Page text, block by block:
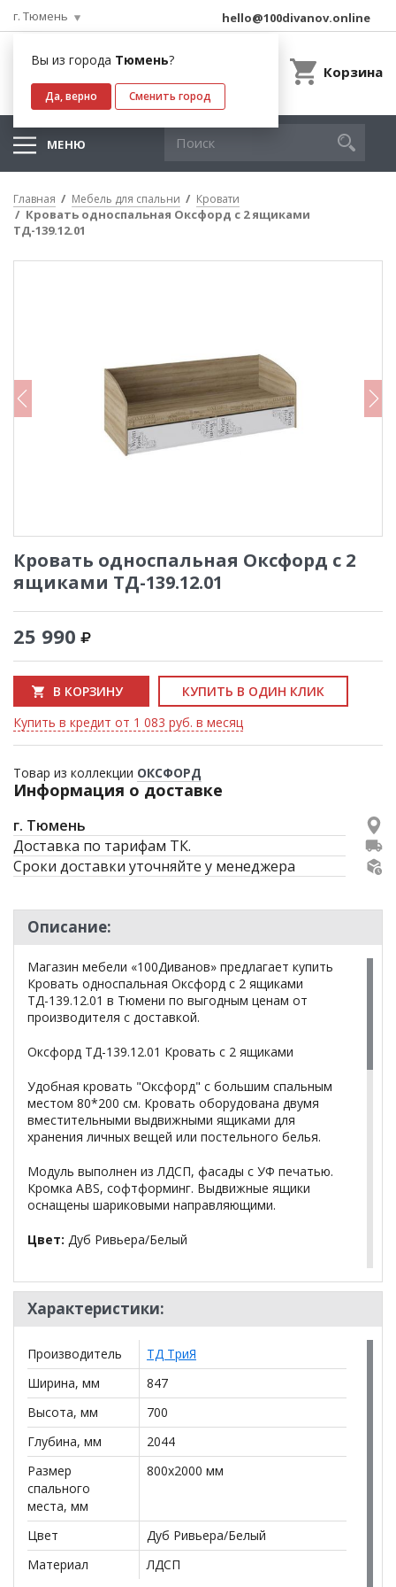
г. Тюмень
Вы из города Тюмень?
Да, верно Сменить город
hello@100divanov.online
Корзина
МЕНЮ
Главная Мебель для спальни Кровати
Кровать односпальная Оксфорд с 2 ящиками
ТД-139.12.01
Кровать односпальная Оксфорд с 2
ящиками ТД-139.12.01
25 990
В КОРЗИНУ
КУПИТЬ В ОДИН КЛИК
Купить в кредит от 1 083 руб. в месяц
Товар из коллекции ОКСФОРД
Информация о доставке
г. Тюмень
Доставка по тарифам ТК.
Сроки доставки уточняйте у менеджера
Описание:
Магазин мебели «100Диванов» предлагает купить
Кровать односпальная Оксфорд с 2 ящиками
ТД-139.12.01 в Тюмени по выгодным ценам от
производителя с доставкой.
Оксфорд ТД-139.12.01 Кровать с 2 ящиками
Удобная кровать "Оксфорд" с большим спальным
местом 80*200 см. Кровать оборудована двумя
вместительными выдвижными ящиками для
хранения личных вещей или постельного белья.
Модуль выполнен из ЛДСП, фасады с УФ печатью.
Кромка ABS, софтформинг. Выдвижные ящики
оснащены шариковыми направляющими.
Цвет: Дуб Ривьера/Белый
Материал:ЛДСП
Материал фасадов:
Наличие ящиков: 2
Тип кровати: один ярус
Размер спального места (мм):
Состав комплекта:
Матрас в комплект не входит и
приобретается отдельно.
Объем (м3):
Характеристики:
Производитель
ТД ТриЯ
Ширина, мм
847
Высота, мм
700
Глубина, мм
2044
Размер
спального
места, мм
800x2000 мм
Цвет
Дуб Ривьера/Белый
Материал
ЛДСП